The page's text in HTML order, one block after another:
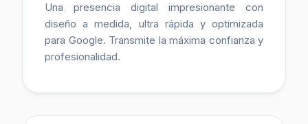
Una presencia digital impresionante con
diseño a medida, ultra rápida y optimizada
para Google. Transmite la máxima confianza y
profesionalidad.